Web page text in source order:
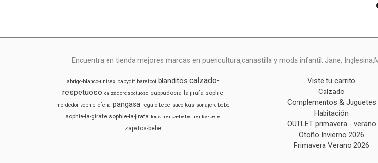
Encuentra en tienda mejores marcas en puericultura,canastilla y moda infantil. Jane,
abrigo-blanco-unisex babydif barefoot blanditos calzado-
respetuoso calzadorespetuoso cappadocia la-jirafa-sophie
mordedor-sophie ofelia pangasa regalo-bebe saco-tous sonajero-bebe
sophie-la-girafe sophie-la-jirafa tous trenca-bebe trenka-bebe
zapatos-bebe
Viste tu carrito
Calzado
Complementos & Juguetes
Habitación
OUTLET primavera - verano
Otoño Invierno 2026
Primavera Verano 2026